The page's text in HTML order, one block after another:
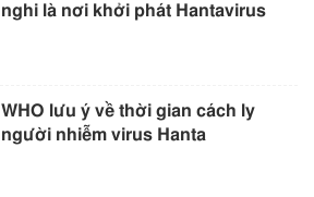
nghi là nơi khởi phát Hantavirus
WHO lưu ý về thời gian cách ly
người nhiễm virus Hanta